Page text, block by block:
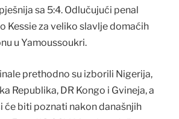
sa 5:4. Odlučujući penal
Kessie za veliko slavlje domaćih
u Yamoussoukri.
prethodno su izborili Nigerija,
Republika, DR Kongo i Gvineja, a
će biti poznati nakon današnjih